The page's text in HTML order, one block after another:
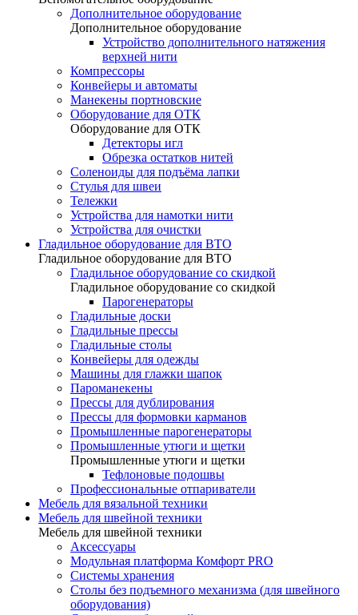
Дополнительное оборудование
Дополнительное оборудование
Устройство дополнительного натяжения
верхней нити
Компрессоры
Конвейеры и автоматы
Манекены портновские
Оборудование для ОТК
Оборудование для ОТК
Детекторы игл
Обрезка остатков нитей
Соленоиды для подъёма лапки
Стулья для швеи
Тележки
Устройства для намотки нити
Устройства для очистки
Гладильное оборудование для ВТО
Гладильное оборудование для ВТО
Гладильное оборудование со скидкой
Гладильное оборудование со скидкой
Парогенераторы
Гладильные доски
Гладильные прессы
Гладильные столы
Конвейеры для одежды
Машины для глажки шапок
Пароманекены
Прессы для дублирования
Прессы для формовки карманов
Промышленные парогенераторы
Промышленные утюги и щетки
Промышленные утюги и щетки
Тефлоновые подошвы
Профессиональные отпариватели
Мебель для вязальной техники
Мебель для швейной техники
Мебель для швейной техники
Аксессуары
Модульная платформа Комфорт PRO
Системы хранения
Столы без подъемного механизма (для швейного
оборудования)